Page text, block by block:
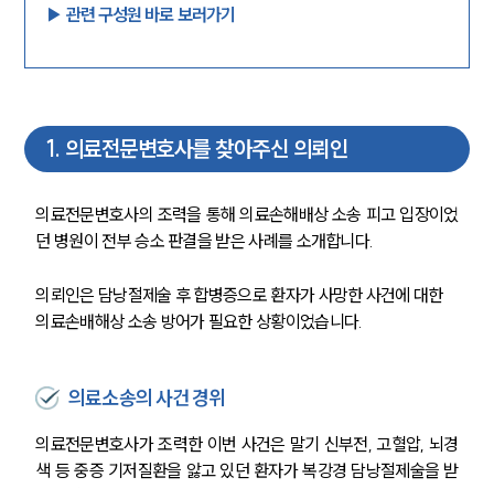
▶︎ 관련 구성원 바로 보러가기
1. 의료전문변호사를 찾아주신 의뢰인
의료전문변호사의 조력을 통해 의료손해배상 소송 피고 입장이었
던 병원이 전부 승소 판결을 받은 사례를 소개합니다.
의뢰인은 담낭절제술 후 합병증으로 환자가 사망한 사건에 대한
의료손배해상 소송 방어가 필요한 상황이었습니다.
의료소송의 사건 경위
의료전문변호사가 조력한 이번 사건은 말기 신부전, 고혈압, 뇌경
색 등 중증 기저질환을 앓고 있던 환자가 복강경 담낭절제술을 받